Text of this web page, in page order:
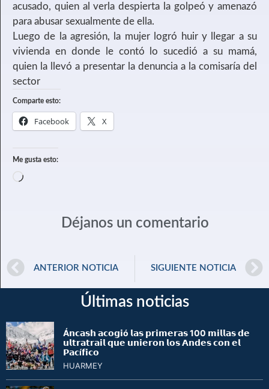
acusado, quien al verla despierta la golpeó y amenazó
para abusar sexualmente de ella.
Luego de la agresión, la mujer logró huir y llegar a su
vivienda en donde le contó lo sucedió a su mamá,
quien la llevó a presentar la denuncia a la comisaría del
sector
Comparte esto:
Facebook X
Me gusta esto:
Déjanos un comentario
ANTERIOR NOTICIA SIGUIENTE NOTICIA
Últimas noticias
Á𝗻𝗰𝗮𝘀𝗵 𝗮𝗰𝗼𝗴𝗶ó 𝗹𝗮𝘀 𝗽𝗿𝗶𝗺𝗲𝗿𝗮𝘀 100 𝗺𝗶𝗹𝗹𝗮𝘀 𝗱𝗲
𝘂𝗹𝘁𝗿𝗮𝘁𝗿𝗮𝗶𝗹 𝗾𝘂𝗲 𝘂𝗻𝗶𝗲𝗿𝗼𝗻 𝗹𝗼𝘀 𝗔𝗻𝗱𝗲𝘀 𝗰𝗼𝗻 𝗲𝗹
𝗣𝗮𝗰í𝗳𝗶𝗰𝗼
HUARMEY